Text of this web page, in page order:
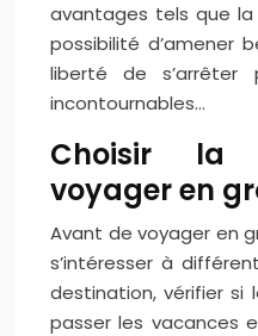
avantages tels que la
possibilité d’amener
liberté de s’arrêter
incontournables…
Choisir la
voyager en
Avant de voyager en
s’intéresser à
destination, vérifier si
passer les vacances